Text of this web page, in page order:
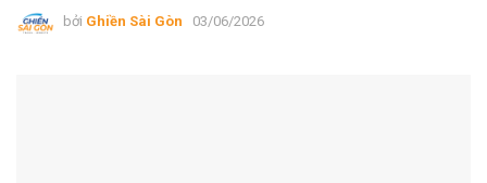
bởi Ghiền Sài Gòn 03/06/2026